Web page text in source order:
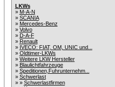
LKWs
» M-A-N
» SCANIA
» Mercedes-Benz
» Volvo
» D-A-F
» Renault
» IVECO: FIAT, OM, UNIC und...
» Oldtimer-LKWs
» Weitere LKW Hersteller
» Blaulichtfahrzeuge
» Speditionen,Fuhrunternehm...
» Schwerlast
» » Schwerlastfirmen